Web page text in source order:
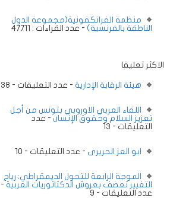
منظمة الفرانكفونية(مجموعة الدول
الناطقة بالفرنسية) - عدد القراءات : 47711
الاكثر تعليقا
هيئة الرقابة الإدارية - عدد التعليقات - 38
اللقاء العربي الاوروبي بتونس من أجل
تعزيز السلام وحقوق الإنسان - عدد
التعليقات - 13
ابو العز الحريرى - عدد التعليقات - 10
الموجة الرابعة للتحول الديمقراطي: رياح
التغيير تعصف بعروش الدكتاتوريات العربية -
عدد التعليقات - 9